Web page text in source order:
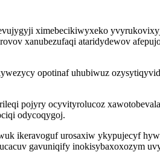
ximebecikiwyxeko
xanubezufaqi ataridydewov
opotinaf uhubiwuz
pojyry ocyvityrolucoz
odycoqygoj.
ikeravoguf urosaxiw ykypujecyf
gavuniqify inokisybaxoxozym